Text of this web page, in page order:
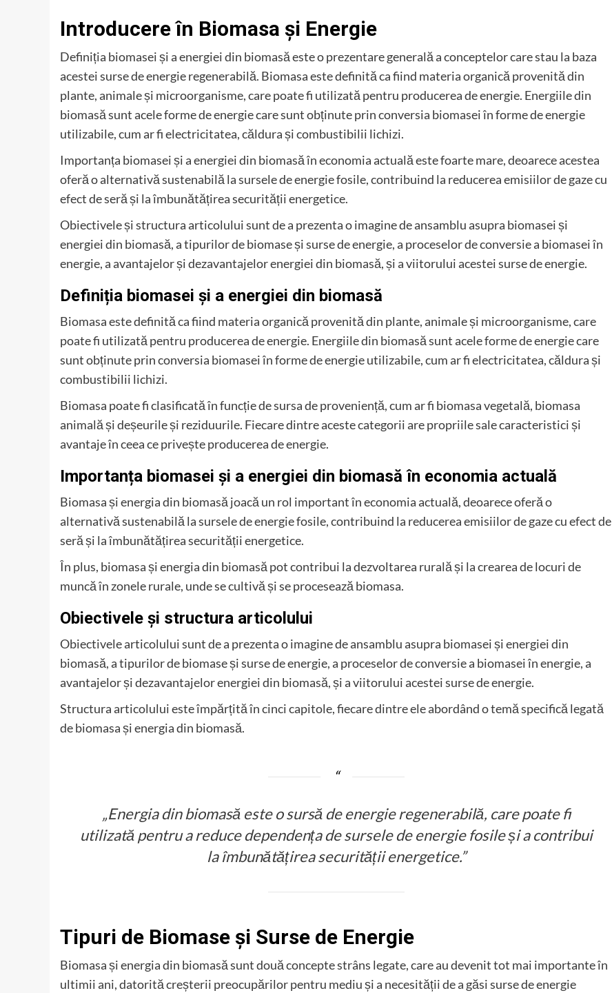
Introducere în Biomasa și Energie
Definiția biomasei și a energiei din biomasă este o prezentare generală a conceptelor care stau la baza
acestei surse de energie regenerabilă. Biomasa este definită ca fiind materia organică provenită din
plante, animale și microorganisme, care poate fi utilizată pentru producerea de energie. Energiile din
biomasă sunt acele forme de energie care sunt obținute prin conversia biomasei în forme de energie
utilizabile, cum ar fi electricitatea, căldura și combustibilii lichizi.
Importanța biomasei și a energiei din biomasă în economia actuală este foarte mare, deoarece acestea
oferă o alternativă sustenabilă la sursele de energie fosile, contribuind la reducerea emisiilor de gaze cu
efect de seră și la îmbunătățirea securității energetice.
Obiectivele și structura articolului sunt de a prezenta o imagine de ansamblu asupra biomasei și
energiei din biomasă, a tipurilor de biomase și surse de energie, a proceselor de conversie a biomasei în
energie, a avantajelor și dezavantajelor energiei din biomasă, și a viitorului acestei surse de energie.
Definiția biomasei și a energiei din biomasă
Biomasa este definită ca fiind materia organică provenită din plante, animale și microorganisme, care
poate fi utilizată pentru producerea de energie. Energiile din biomasă sunt acele forme de energie care
sunt obținute prin conversia biomasei în forme de energie utilizabile, cum ar fi electricitatea, căldura și
combustibilii lichizi.
Biomasa poate fi clasificată în funcție de sursa de proveniență, cum ar fi biomasa vegetală, biomasa
animală și deșeurile și reziduurile. Fiecare dintre aceste categorii are propriile sale caracteristici și
avantaje în ceea ce privește producerea de energie.
Importanța biomasei și a energiei din biomasă în economia actuală
Biomasa și energia din biomasă joacă un rol important în economia actuală, deoarece oferă o
alternativă sustenabilă la sursele de energie fosile, contribuind la reducerea emisiilor de gaze cu efect de
seră și la îmbunătățirea securității energetice.
În plus, biomasa și energia din biomasă pot contribui la dezvoltarea rurală și la crearea de locuri de
muncă în zonele rurale, unde se cultivă și se procesează biomasa.
Obiectivele și structura articolului
Obiectivele articolului sunt de a prezenta o imagine de ansamblu asupra biomasei și energiei din
biomasă, a tipurilor de biomase și surse de energie, a proceselor de conversie a biomasei în energie, a
avantajelor și dezavantajelor energiei din biomasă, și a viitorului acestei surse de energie.
Structura articolului este împărțită în cinci capitole, fiecare dintre ele abordând o temă specifică legată
de biomasa și energia din biomasă.
„Energia din biomasă este o sursă de energie regenerabilă, care poate fi
utilizată pentru a reduce dependența de sursele de energie fosile și a contribui
la îmbunătățirea securității energetice.”
Tipuri de Biomase și Surse de Energie
Biomasa și energia din biomasă sunt două concepte strâns legate, care au devenit tot mai importante în
ultimii ani, datorită creșterii preocupărilor pentru mediu și a necesității de a găsi surse de energie